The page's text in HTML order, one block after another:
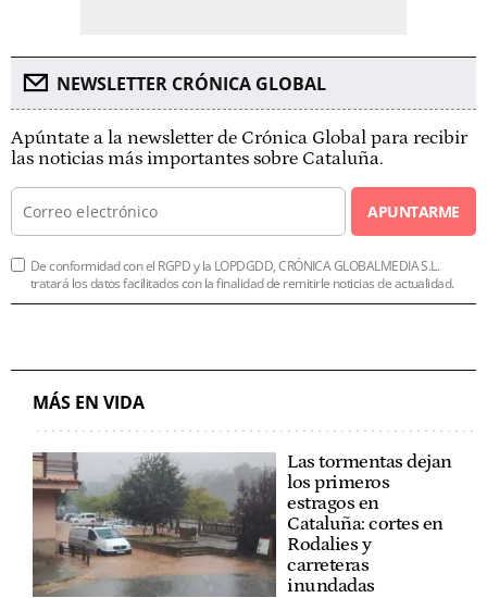
NEWSLETTER CRÓNICA GLOBAL
Apúntate a la newsletter de Crónica Global para recibir
las noticias más importantes sobre Cataluña.
APUNTARME
De conformidad con el RGPD y la LOPDGDD, CRÓNICA GLOBALMEDIA S.L.
tratará los datos facilitados con la finalidad de remitirle noticias de actualidad.
MÁS EN VIDA
Las tormentas dejan
los primeros
estragos en
Cataluña: cortes en
Rodalies y
carreteras
inundadas